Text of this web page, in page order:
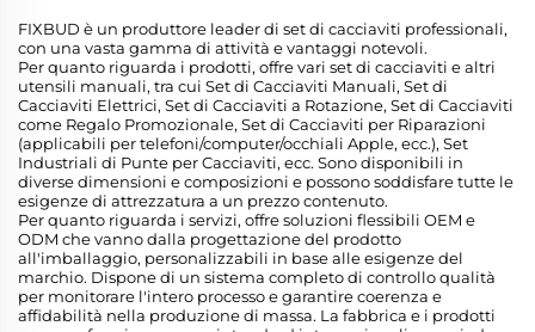
FIXBUD è un produttore leader di set di cacciaviti professionali,
con una vasta gamma di attività e vantaggi notevoli.
Per quanto riguarda i prodotti, offre vari set di cacciaviti e altri
utensili manuali, tra cui Set di Cacciaviti Manuali, Set di
Cacciaviti Elettrici, Set di Cacciaviti a Rotazione, Set di Cacciaviti
come Regalo Promozionale, Set di Cacciaviti per Riparazioni
(applicabili per telefoni/computer/occhiali Apple, ecc.), Set
Industriali di Punte per Cacciaviti, ecc. Sono disponibili in
diverse dimensioni e composizioni e possono soddisfare tutte le
esigenze di attrezzatura a un prezzo contenuto.
Per quanto riguarda i servizi, offre soluzioni flessibili OEM e
ODM che vanno dalla progettazione del prodotto
all'imballaggio, personalizzabili in base alle esigenze del
marchio. Dispone di un sistema completo di controllo qualità
per monitorare l'intero processo e garantire coerenza e
affidabilità nella produzione di massa. La fabbrica e i prodotti